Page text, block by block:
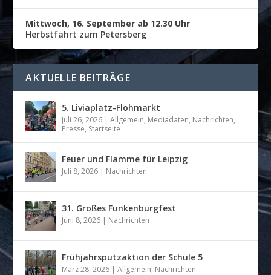
Mittwoch, 16. September ab 12.30 Uhr
Herbstfahrt zum Petersberg
AKTUELLE BEITRÄGE
5. Liviaplatz-Flohmarkt
Juli 26, 2026 |Allgemein, Mediadaten, Nachrichten,
Presse, Startseite
Feuer und Flamme für Leipzig
Juli 8, 2026 | Nachrichten
31. Großes Funkenburgfest
Juni 8, 2026 | Nachrichten
Frühjahrsputzaktion der Schule 5
März 28, 2026 |Allgemein, Nachrichten